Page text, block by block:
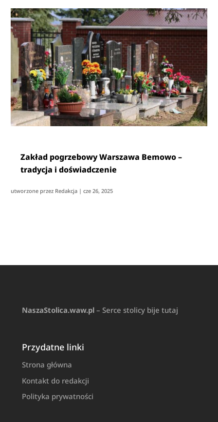
Zakład pogrzebowy Warszawa Bemowo –
tradycja i doświadczenie
utworzone przez Redakcja |cze 26, 2025
NaszaStolica.waw.pl– Serce stolicy bije tutaj
Przydatne linki
Strona główna
Kontakt do redakcji
Polityka prywatności